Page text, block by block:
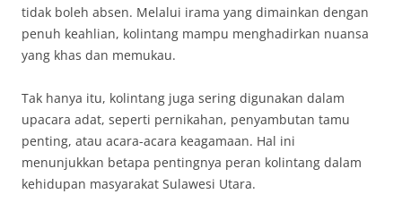
tidak boleh absen. Melalui irama yang dimainkan dengan
penuh keahlian, kolintang mampu menghadirkan nuansa
yang khas dan memukau.
Tak hanya itu, kolintang juga sering digunakan dalam
upacara adat, seperti pernikahan, penyambutan tamu
penting, atau acara-acara keagamaan. Hal ini
menunjukkan betapa pentingnya peran kolintang dalam
kehidupan masyarakat Sulawesi Utara.